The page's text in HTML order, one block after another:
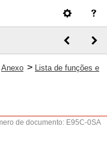
Anexo > Lista de funções e
de documento: E95C-0SA